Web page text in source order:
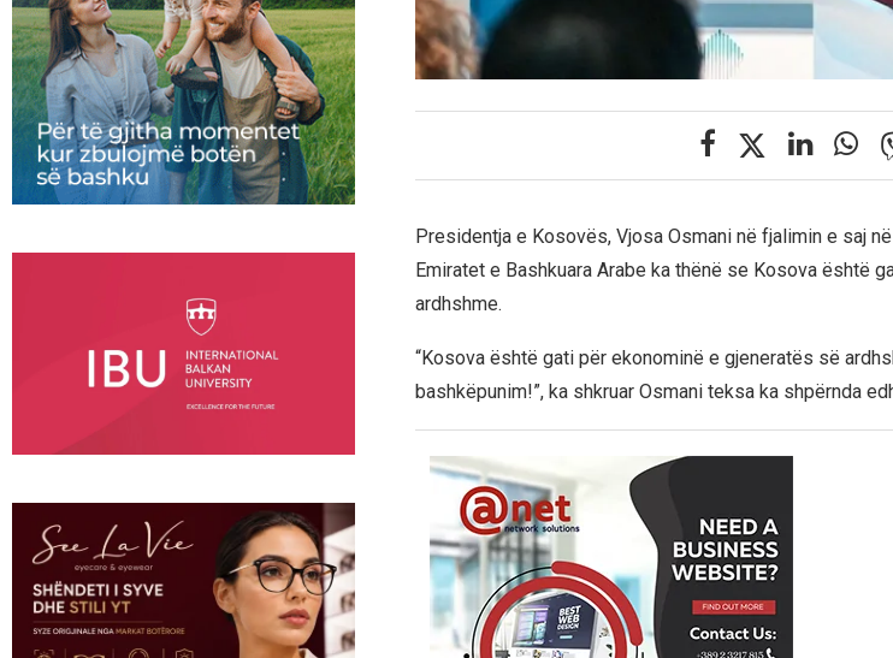
Presidentja e Kosovës, Vjosa Osmani në fjalimin e saj
Emiratet e Bashkuara Arabe ka thënë se Kosova është
ardhshme.
“Kosova është gati për ekonominë e gjeneratës së
bashkëpunim!”, ka shkruar Osmani teksa ka shpërnda